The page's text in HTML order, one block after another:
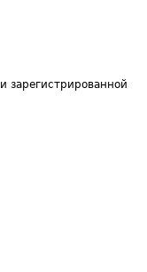
зарегистрированной